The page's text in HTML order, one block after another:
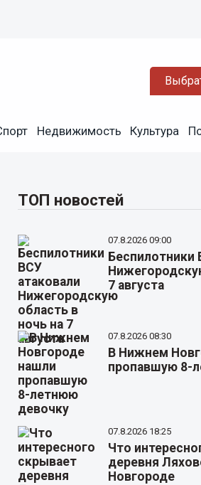
Недвижимость Культура
ТОП новостей
07.8.2026 09:00
Беспилотники
7 августа
07.8.2026 08:30
В Нижнем
пропавшую 8-
07.8.2026 18:25
Что
деревня
Новгороде